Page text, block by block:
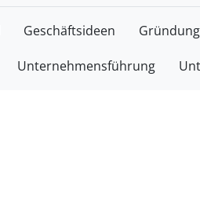
Geschäftsideen
Unternehmensführung